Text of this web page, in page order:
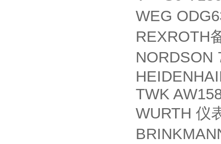
WEG
REXROTH
NORDSON
TWK
WURTH 仪